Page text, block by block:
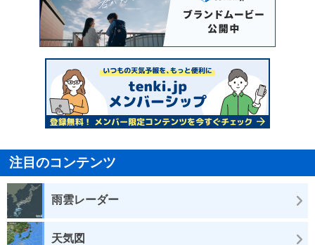
注目のコンテンツ
雨雲レーダー
天気図